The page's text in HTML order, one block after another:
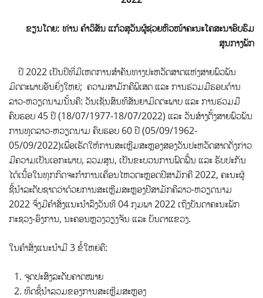
ຂຽນໂດຍ: ທ່ານ ຄຳວິສັນ ແກ້ວສຸວັນຜູ້ຊ່ວຍຫົວໜ້າຄະນະໂຄສະນາອົບຮົມ
ສູນກາງພັກ
ປີ 2022 ເປັນປີທີ່ມີເຫດການສຳຄັນທາງປະຫວັດສາດແຫ່ງສາຍພົວພັນ
ມິດຕະພາບອັນຍິ່ງໃຫຍ່; ຄວາມສາມັກຄີພິເສດ ແລະ ການຮ່ວມມືຮອບດ້ານ
ລາວ-ຫວຽດນາມນັ້ນຄື: ວັນເຊັນສົນທິສັນຍາມິດຕະພາບ ແລະ ການຮ່ວມມື
ຄົບຮອບ 45 ປີ (18/07/1977-18/07/2022) ແລະ ວັນສ້າງຕັ້ງສາຍພົວພັນ
ການທູດລາວ-ຫວຽດນາມ ຄົບຮອບ 60 ປີ (05/09/1962-
05/09/2022)ເພື່ອເຮັດໃຫ້ການສະເຫຼີມສະຫຼອງສອງວັນປະຫວັດສາດດັ່ງກ່າວ
ມີຄວາມເປັນເອກະພາບ, ລວມສູນ, ເປັນຂະບວນການຟົດຟື້ນ ແລະ ຮັບປະກັນ
ໄດ້ເນື້ອໃນທຸກກິດຈະກຳການເຄື່ອນໄຫວຕະຫຼອດປີສາມັກຄີ 2022, ຄະນະຜູ້
ຊີ້ນຳລະດັບຊາດວ່າດ້ວຍການສະເຫຼີມສະຫຼອງປີສາມັກຄີລາວ-ຫວຽດນາມ
2022 ຈຶ່ງມີຄຳສັ່ງແນະນຳລົງວັນທີ 04 ກຸມພາ 2022 ເຖິງບັນດາຄະນະພັກ
ກະຊວງ-ອົງການ, ນະຄອນຫຼວງວຽງຈັນ ແລະ ບັນດາແຂວງ.
ໃນຄຳສັ່ງແນະນຳມີ 3 ຂໍ້ໃຫຍ່ຄື:
ຈຸດປະສົງລະດັບຄາດໝາຍ
ທິດຊີ້ນຳລວມຂອງການສະເຫຼີມສະຫຼອງ